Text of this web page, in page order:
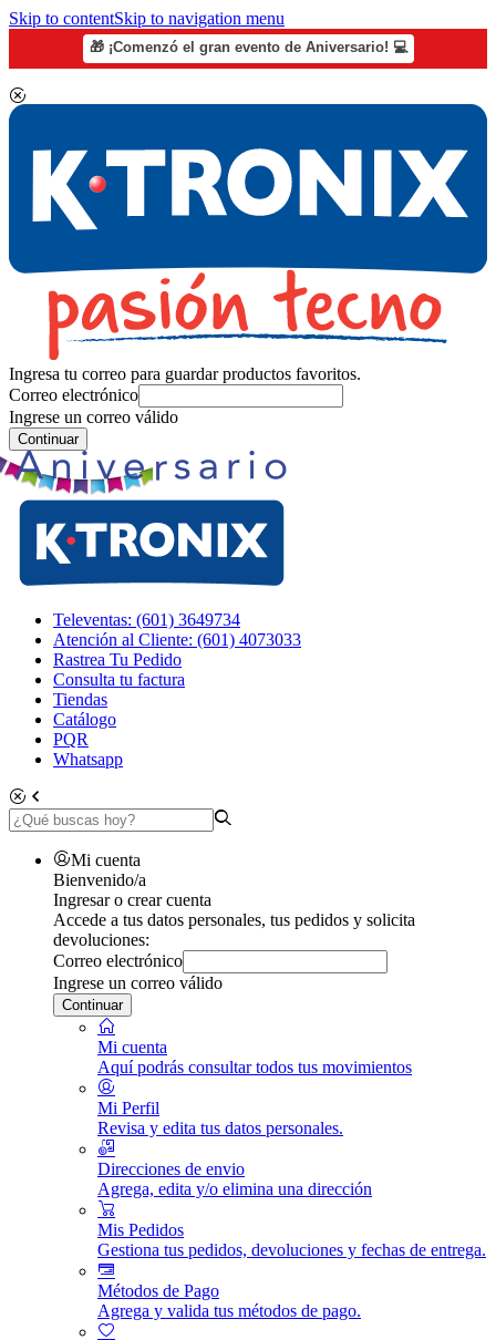
Skip to contentSkip to navigation menu
🎁 ¡Comenzó el gran evento de Aniversario! 💻
Ingresa tu correo para guardar productos favoritos.
Correo electrónico
Ingrese un correo válido
Continuar
Televentas: (601) 3649734
Atención al Cliente: (601) 4073033
Rastrea Tu Pedido
Consulta tu factura
Tiendas
Catálogo
PQR
Whatsapp
Mi cuenta
Bienvenido/a
Ingresar o crear cuenta
Accede a tus datos personales, tus pedidos y solicita
devoluciones:
Correo electrónico
Ingrese un correo válido
Continuar
Mi cuenta
Aquí podrás consultar todos tus movimientos
Mi Perfil
Revisa y edita tus datos personales.
Direcciones de envio
Agrega, edita y/o elimina una dirección
Mis Pedidos
Gestiona tus pedidos, devoluciones y fechas de entrega.
Métodos de Pago
Agrega y valida tus métodos de pago.